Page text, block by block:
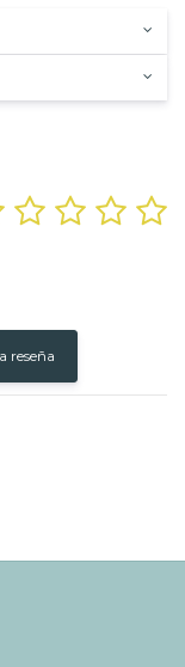
reseña